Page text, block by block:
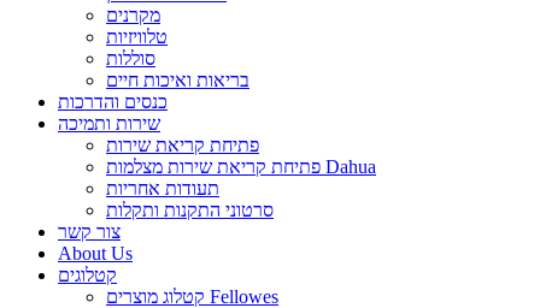
מקרנים
טלוויזיות
סוללות
בריאות ואיכות חיים
כנסים והדרכות
שירות ותמיכה
פתיחת קריאת שירות
פתיחת קריאת שירות מצלמות Dahua
תעודות אחריות
סרטוני התקנות ותקלות
צור קשר
About Us
קטלוגים
קטלוג מוצרים Fellowes